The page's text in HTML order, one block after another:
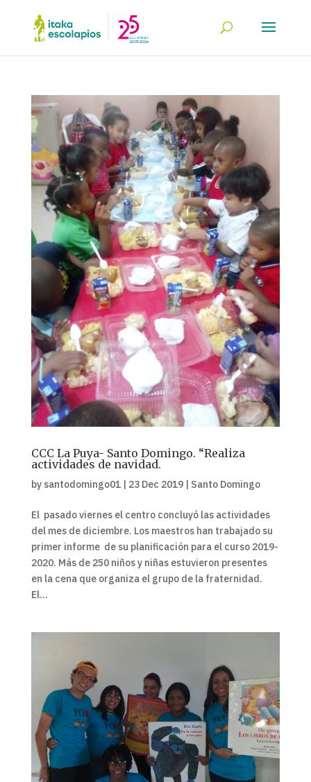
CCC La Puya- Santo Domingo. “Realiza
actividades de navidad.
by santodomingo01| 23 Dec 2019| Santo Domingo
El pasado viernes el centro concluyó las actividades
del mes de diciembre. Los maestros han trabajado su
primer informe de su planificación para el curso 2019-
2020. Más de 250 niños y niñas estuvieron presentes
en la cena que organiza el grupo de la fraternidad.
El...